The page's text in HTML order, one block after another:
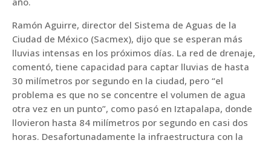
Ramón Aguirre, director del Sistema de Aguas de la
Ciudad de México (Sacmex), dijo que se esperan más
lluvias intensas en los próximos días. La red de drenaje,
comentó, tiene capacidad para captar lluvias de hasta
30 milímetros por segundo en la ciudad, pero “el
problema es que no se concentre el volumen de agua
otra vez en un punto”, como pasó en Iztapalapa, donde
llovieron hasta 84 milímetros por segundo en casi dos
horas. Desafortunadamente la infraestructura con la